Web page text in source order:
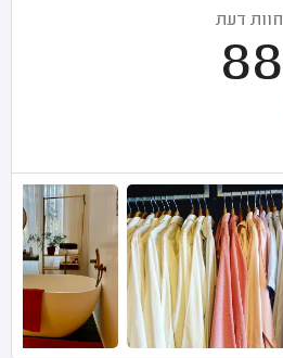
חוות דעת
88